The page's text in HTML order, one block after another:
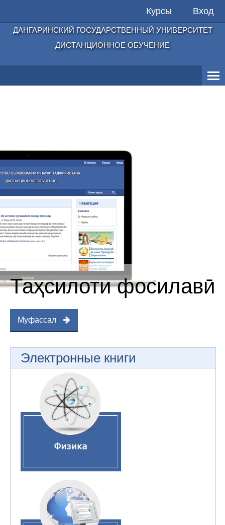
Курсы Вход
ДАНГАРИНСКИЙ ГОСУДАРСТВЕННЫЙ УНИВЕРСИТЕТ
ДИСТАНЦИОННОЕ ОБУЧЕНИЕ
Документы
Русский ‎(ru)‎
Таҳсилоти фосилавӣ
Муфассал
Электронные книги